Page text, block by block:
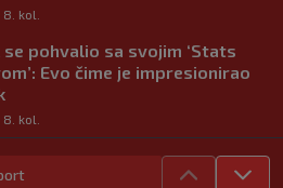
8. kol.
se pohvalio sa svojim ‘Stats
Evo čime je impresionirao
8. kol.
strijelac za Torino; ova gesta sve
njegovom statusu